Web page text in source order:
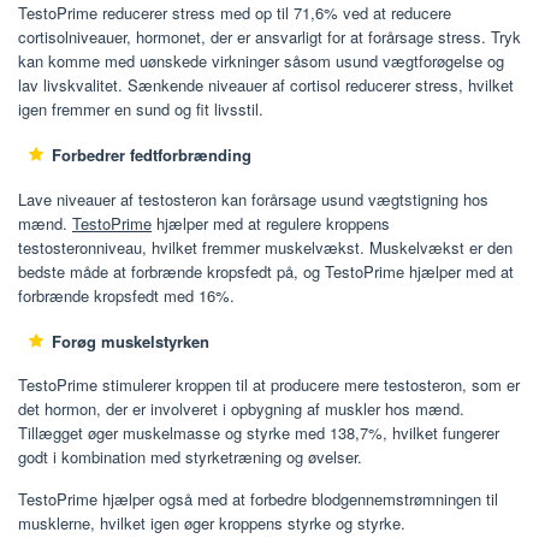
TestoPrime reducerer stress med op til 71,6% ved at reducere
cortisolniveauer, hormonet, der er ansvarligt for at forårsage stress. Tryk
kan komme med uønskede virkninger såsom usund vægtforøgelse og
lav livskvalitet. Sænkende niveauer af cortisol reducerer stress, hvilket
igen fremmer en sund og fit livsstil.
Forbedrer fedtforbrænding
Lave niveauer af testosteron kan forårsage usund vægtstigning hos
mænd. TestoPrime hjælper med at regulere kroppens
testosteronniveau, hvilket fremmer muskelvækst. Muskelvækst er den
bedste måde at forbrænde kropsfedt på, og TestoPrime hjælper med at
forbrænde kropsfedt med 16%.
Forøg muskelstyrken
TestoPrime stimulerer kroppen til at producere mere testosteron, som er
det hormon, der er involveret i opbygning af muskler hos mænd.
Tillægget øger muskelmasse og styrke med 138,7%, hvilket fungerer
godt i kombination med styrketræning og øvelser.
TestoPrime hjælper også med at forbedre blodgennemstrømningen til
musklerne, hvilket igen øger kroppens styrke og styrke.